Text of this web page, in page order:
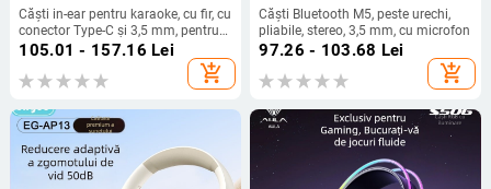
Căști in-ear pentru karaoke, cu fir, cu
conector Type-C și 3,5 mm, pentru
cântat
105.01 - 157.16 Lei
add_shopping_cart
Căști Bluetooth M5, peste urechi,
pliabile, stereo, 3,5 mm, cu microfon
97.26 - 103.68 Lei
add_shopping_cart